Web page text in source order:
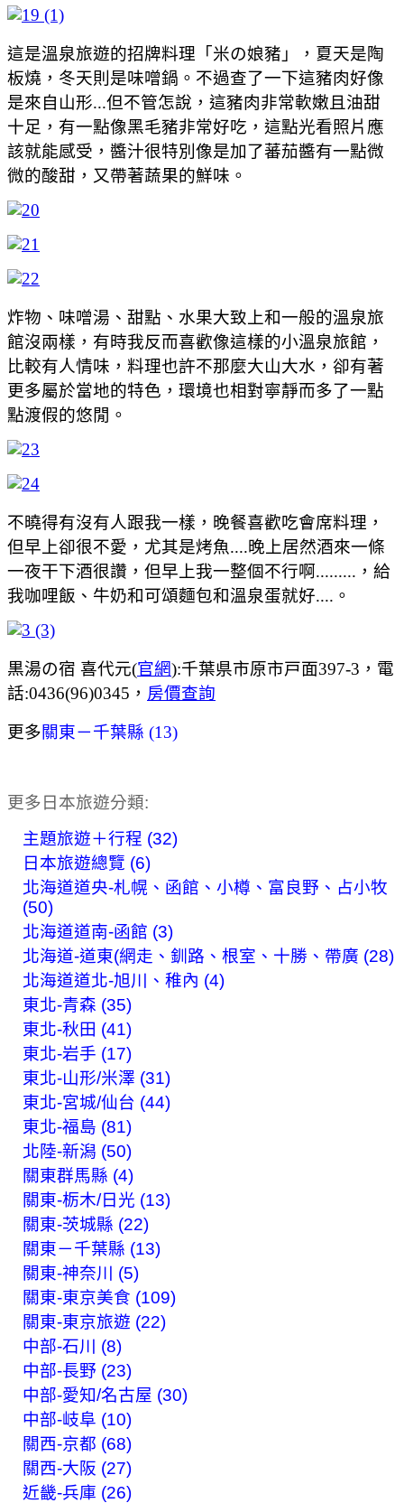
這是溫泉旅遊的招牌料理「米の娘豬」，夏天是陶
板燒，冬天則是味噌鍋。不過查了一下這豬肉好像
是來自山形...但不管怎說，這豬肉非常軟嫩且油甜
十足，有一點像黑毛豬非常好吃，這點光看照片應
該就能感受，醬汁很特別像是加了蕃茄醬有一點微
微的酸甜，又帶著蔬果的鮮味。
炸物、味噌湯、甜點、水果大致上和一般的溫泉旅
館沒兩樣，有時我反而喜歡像這樣的小溫泉旅館，
比較有人情味，料理也許不那麼大山大水，卻有著
更多屬於當地的特色，環境也相對寧靜而多了一點
點渡假的悠閒。
不曉得有沒有人跟我一樣，晚餐喜歡吃會席料理，
但早上卻很不愛，尤其是烤魚....晚上居然酒來一條
一夜干下酒很讚，但早上我一整個不行啊.........，給
我咖哩飯、牛奶和可頌麵包和溫泉蛋就好....。
黒湯の宿 喜代元(官網):千葉県市原市戸面397-3，電
話:0436(96)0345， 房價查詢
更多關東－千葉縣 (13)
更多日本旅遊分類:
主題旅遊＋行程 (32)
日本旅遊總覽 (6)
北海道道央-札幌、函館、小樽、富良野、占小牧
(50)
北海道道南-函館 (3)
北海道-道東(網走、釧路、根室、十勝、帶廣 (28)
北海道道北-旭川、稚內 (4)
東北-青森 (35)
東北-秋田 (41)
東北-岩手 (17)
東北-山形/米澤 (31)
東北-宮城/仙台 (44)
東北-福島 (81)
北陸-新潟 (50)
關東群馬縣 (4)
關東-栃木/日光 (13)
關東-茨城縣 (22)
關東－千葉縣 (13)
關東-神奈川 (5)
關東-東京美食 (109)
關東-東京旅遊 (22)
中部-石川 (8)
中部-長野 (23)
中部-愛知/名古屋 (30)
中部-岐阜 (10)
關西-京都 (68)
關西-大阪 (27)
近畿-兵庫 (26)